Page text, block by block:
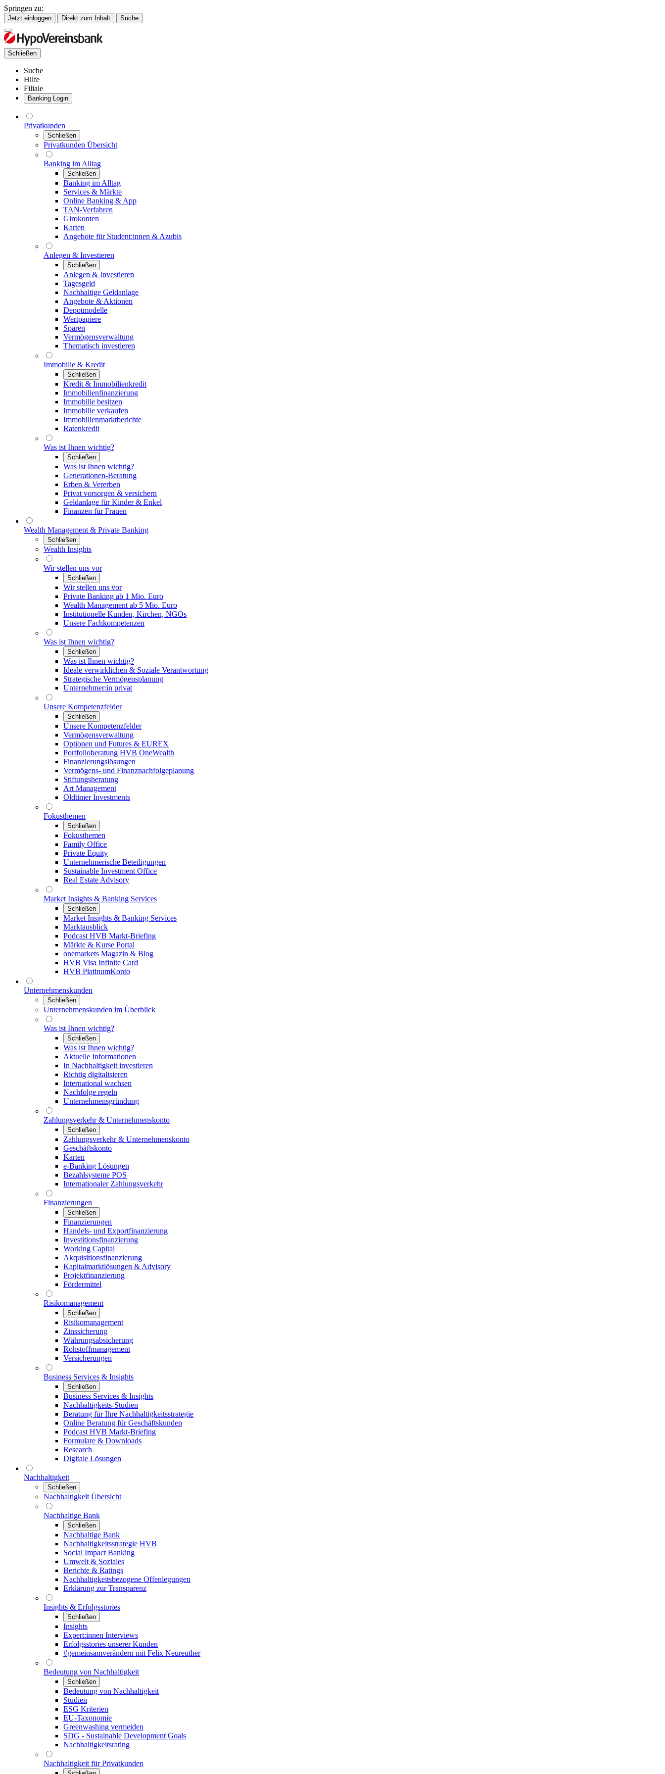
Springen zu:
Jetzt einloggen Direkt zum Inhalt Suche
Schließen
Suche
Hilfe
Filiale
Banking Login
Privatkunden
Schließen
Privatkunden Übersicht
Banking im Alltag
Schließen
Banking im Alltag
Services & Märkte
Online Banking & App
TAN-Verfahren
Girokonten
Karten
Angebote für Student:innen & Azubis
Anlegen & Investieren
Schließen
Anlegen & Investieren
Tagesgeld
Nachhaltige Geldanlage
Angebote & Aktionen
Depotmodelle
Wertpapiere
Sparen
Vermögensverwaltung
Thematisch investieren
Immobilie & Kredit
Schließen
Kredit & Immobilienkredit
Immobilienfinanzierung
Immobilie besitzen
Immobilie verkaufen
Immobilienmarktberichte
Ratenkredit
Was ist Ihnen wichtig?
Schließen
Was ist Ihnen wichtig?
Generationen-Beratung
Erben & Vererben
Privat vorsorgen & versichern
Geldanlage für Kinder & Enkel
Finanzen für Frauen
Wealth Management & Private Banking
Schließen
Wealth Insights
Wir stellen uns vor
Schließen
Wir stellen uns vor
Private Banking ab 1 Mio. Euro
Wealth Management ab 5 Mio. Euro
Institutionelle Kunden, Kirchen, NGOs
Unsere Fachkompetenzen
Was ist Ihnen wichtig?
Schließen
Was ist Ihnen wichtig?
Ideale verwirklichen & Soziale Verantwortung
Strategische Vermögensplanung
Unternehmer:in privat
Unsere Kompetenzfelder
Schließen
Unsere Kompetenzfelder
Vermögensverwaltung
Optionen und Futures & EUREX
Portfolioberatung HVB OneWealth
Finanzierungslösungen
Vermögens- und Finanznachfolgeplanung
Stiftungsberatung
Art Management
Oldtimer Investments
Fokusthemen
Schließen
Fokusthemen
Family Office
Private Equity
Unternehmerische Beteiligungen
Sustainable Investment Office
Real Estate Advisory
Market Insights & Banking Services
Schließen
Market Insights & Banking Services
Marktausblick
Podcast HVB Markt-Briefing
Märkte & Kurse Portal
onemarkets Magazin & Blog
HVB Visa Infinite Card
HVB PlatinumKonto
Unternehmenskunden
Schließen
Unternehmenskunden im Überblick
Was ist Ihnen wichtig?
Schließen
Was ist Ihnen wichtig?
Aktuelle Informationen
In Nachhaltigkeit investieren
Richtig digitalisieren
International wachsen
Nachfolge regeln
Unternehmensgründung
Zahlungsverkehr & Unternehmenskonto
Schließen
Zahlungsverkehr & Unternehmenskonto
Geschäftskonto
Karten
e-Banking Lösungen
Bezahlsysteme POS
Internationaler Zahlungsverkehr
Finanzierungen
Schließen
Finanzierungen
Handels- und Exportfinanzierung
Investitionsfinanzierung
Working Capital
Akquisitionsfinanzierung
Kapitalmarktlösungen & Advisory
Projektfinanzierung
Fördermittel
Risikomanagement
Schließen
Risikomanagement
Zinssicherung
Währungsabsicherung
Rohstoffmanagement
Versicherungen
Business Services & Insights
Schließen
Business Services & Insights
Nachhaltigkeits-Studien
Beratung für Ihre Nachhaltigkeitsstrategie
Online Beratung für Geschäftskunden
Podcast HVB Markt-Briefing
Formulare & Downloads
Research
Digitale Lösungen
Nachhaltigkeit
Schließen
Nachhaltigkeit Übersicht
Nachhaltige Bank
Schließen
Nachhaltige Bank
Nachhaltigkeitsstrategie HVB
Social Impact Banking
Umwelt & Soziales
Berichte & Ratings
Nachhaltigkeitsbezogene Offenlegungen
Erklärung zur Transparenz
Insights & Erfolgsstories
Schließen
Insights
Expert:innen Interviews
Erfolgsstories unserer Kunden
#gemeinsamverändern mit Felix Neureuther
Bedeutung von Nachhaltigkeit
Schließen
Bedeutung von Nachhaltigkeit
Studien
ESG Kriterien
EU-Taxonomie
Greenwashing vermeiden
SDG - Sustainable Development Goals
Nachhaltigkeitsrating
Nachhaltigkeit für Privatkunden